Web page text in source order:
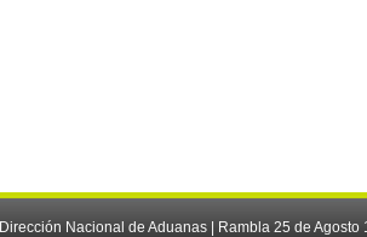
Dirección Nacional de Aduanas | Rambla 25 de